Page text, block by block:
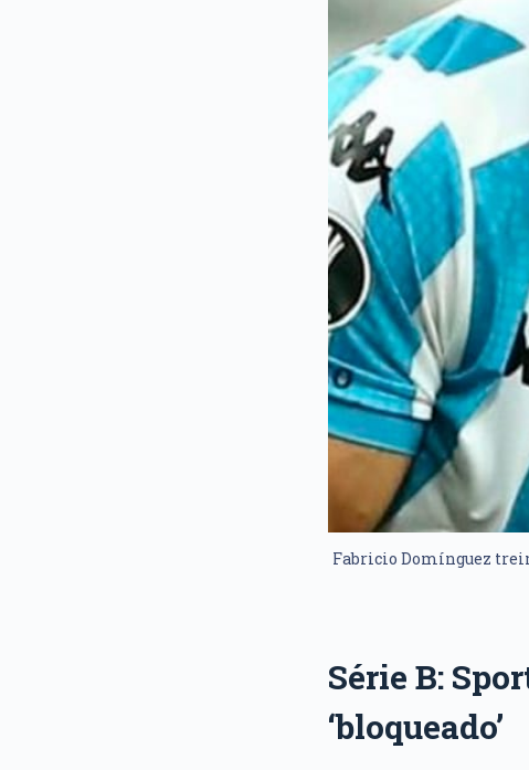
Fabricio Domínguez
Série B:
‘bloqueado’